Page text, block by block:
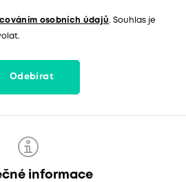
osobních údajů. Souhlas je
Odebírat
informace